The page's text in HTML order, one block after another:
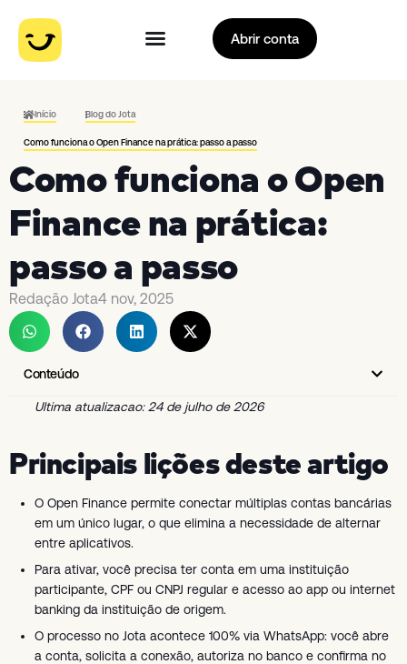
Abrir conta
Início Blog do Jota
Como funciona o Open Finance na prática: passo a passo
Como funciona o Open
Finance na prática:
passo a passo
Redação Jota4 nov, 2025
Conteúdo
Ultima atualizacao: 24 de julho de 2026
Principais lições deste artigo
O Open Finance permite conectar múltiplas contas bancárias
em um único lugar, o que elimina a necessidade de alternar
entre aplicativos.
Para ativar, você precisa ter conta em uma instituição
participante, CPF ou CNPJ regular e acesso ao app ou internet
banking da instituição de origem.
O processo no Jota acontece 100% via WhatsApp: você abre
a conta, solicita a conexão, autoriza no banco e confirma no